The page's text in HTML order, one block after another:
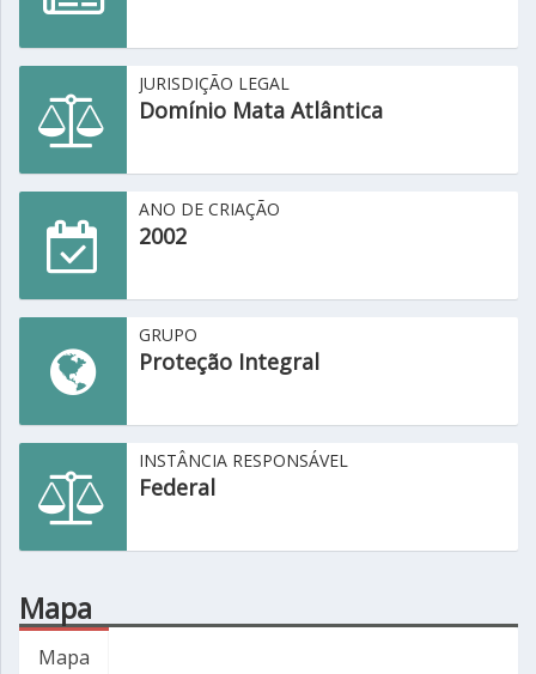
JURISDIÇÃO LEGAL
Domínio Mata Atlântica
ANO DE CRIAÇÃO
2002
GRUPO
Proteção Integral
INSTÂNCIA RESPONSÁVEL
Federal
Mapa
Mapa